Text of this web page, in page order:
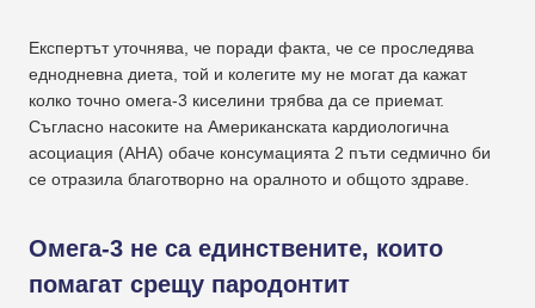
Експертът уточнява, че поради факта, че се проследява
еднодневна диета, той и колегите му не могат да кажат
колко точно омега-3 киселини трябва да се приемат.
Съгласно насоките на Американската кардиологична
асоциация (AHA) обаче консумацията 2 пъти седмично би
се отразила благотворно на оралното и общото здраве.
Омега-3 не са единствените, които
помагат срещу пародонтит